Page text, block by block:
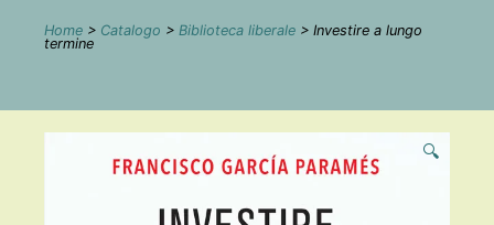
Home > Catalogo > Biblioteca liberale > Investire a lungo
termine
🔍